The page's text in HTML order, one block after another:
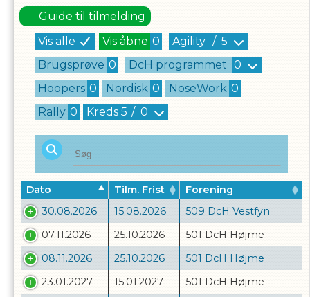
Guide til tilmelding
Vis alle
Vis åbne 0 Agility / 5
Brugsprøve 0 DcH programmet 0
Hoopers 0 Nordisk 0 NoseWork 0
Rally 0 Kreds 5 / 0
Dato Tilm. Frist
Forening
30.08.2026
15.08.2026
509 DcH Vestfyn
07.11.2026
25.10.2026
501 DcH Højme
08.11.2026
25.10.2026
501 DcH Højme
23.01.2027
15.01.2027
501 DcH Højme